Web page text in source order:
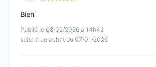
Publié le 08/02/2026 à 14h43
suite à un achat du 07/01/2026
Bien